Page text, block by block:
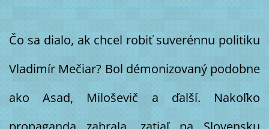
Čo sa dialo, ak chcel robiť suverénnu politiku
Vladimír Mečiar? Bol démonizovaný podobne
ako Asad, Miloševič a ďalší. Nakoľko